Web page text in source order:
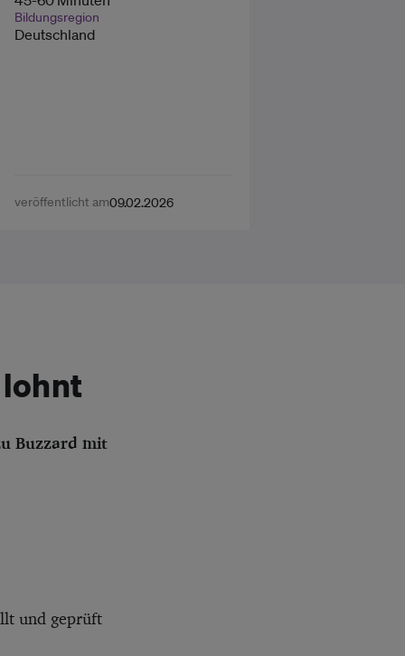
Bildungsregion
Deutschland
veröffentlicht am09.02.2026
lohnt
Buzzard mit
und geprüft